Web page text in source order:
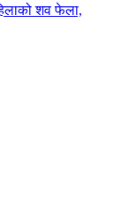
शव फेला,